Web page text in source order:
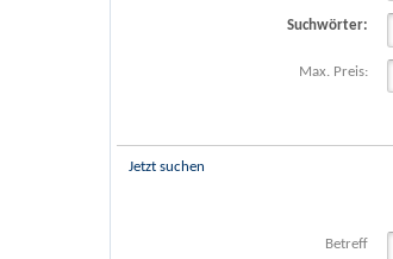
Suchwörter:
Max. Preis:
Jetzt suchen
Betreff